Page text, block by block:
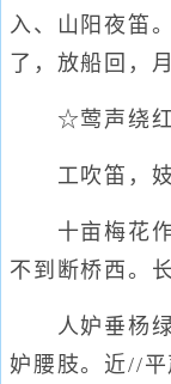
入、山阳夜笛
了，放船回，
☆莺声绕红
工吹笛，妓
十亩梅花作
不到断桥西。
人妒垂杨绿
妒腰肢。近//平